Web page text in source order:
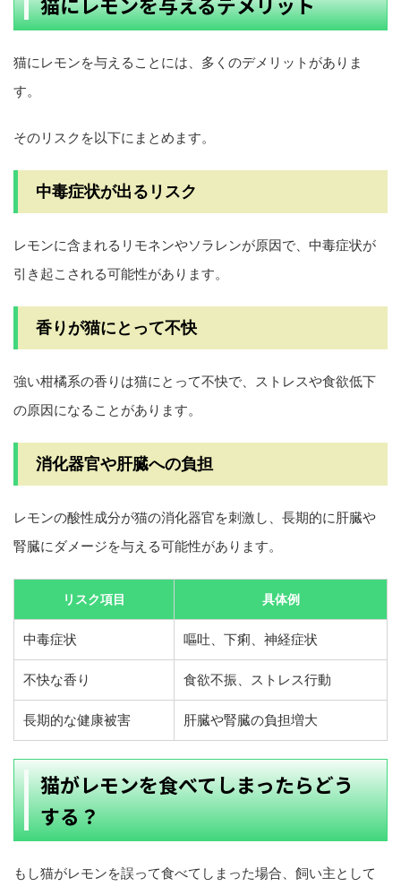
猫にレモンを与えることには、多くのデメリットがありま
す。
そのリスクを以下にまとめます。
中毒症状が出るリスク
レモンに含まれるリモネンやソラレンが原因で、中毒症状が
引き起こされる可能性があります。
香りが猫にとって不快
強い柑橘系の香りは猫にとって不快で、ストレスや食欲低下
の原因になることがあります。
消化器官や肝臓への負担
レモンの酸性成分が猫の消化器官を刺激し、長期的に肝臓や
腎臓にダメージを与える可能性があります。
リスク項目 具体例
中毒症状 嘔吐、下痢、神経症状
不快な香り 食欲不振、ストレス行動
長期的な健康被害 肝臓や腎臓の負担増大
猫がレモンを食べてしまったらどう
する？
もし猫がレモンを誤って食べてしまった場合、飼い主として